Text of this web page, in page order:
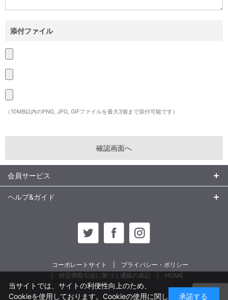
添付ファイル
（10MB以内のPNG, JPG, GIFファイルを最大3個まで添付可能です）
会員サービス
ヘルプ&ガイド
コーポレートサイト
プライバシー・ポリシー
特定商取引法に基づく通販の表記
HOME
当サイトでは、サイトの利便性向上のため、
Cookieを使用しております。Cookieの使用に関し
承諾する